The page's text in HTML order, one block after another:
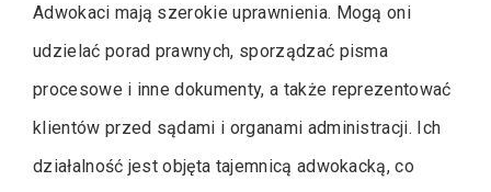
Adwokaci mają szerokie uprawnienia. Mogą oni
udzielać porad prawnych, sporządzać pisma
procesowe i inne dokumenty, a także reprezentować
klientów przed sądami i organami administracji. Ich
działalność jest objęta tajemnicą adwokacką, co